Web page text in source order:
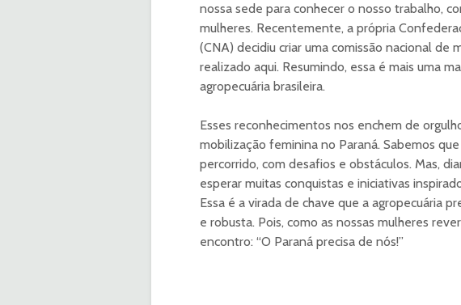
nossa sede para conhecer o nosso trabalho,
mulheres. Recentemente, a própria
(CNA) decidiu criar uma comissão nacional de
realizado aqui. Resumindo, essa é mais uma
agropecuária brasileira.
Esses reconhecimentos nos enchem de
mobilização feminina no Paraná. Sabemos
percorrido, com desafios e obstáculos. Mas,
esperar muitas conquistas e iniciativas
Essa é a virada de chave que a agropecuária
e robusta. Pois, como as nossas mulheres
encontro: “O Paraná precisa de nós!”